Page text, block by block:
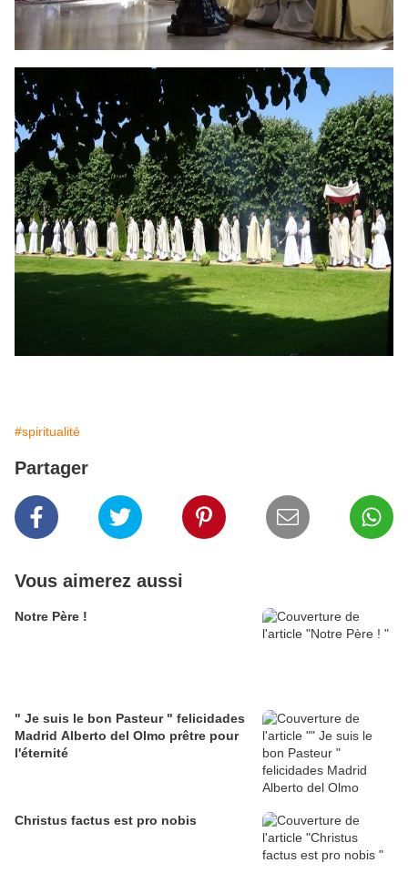
#spiritualité
Partager
Vous aimerez aussi
Notre Père !
" Je suis le bon Pasteur " felicidades
Madrid Alberto del Olmo prêtre pour
l'éternité
Christus factus est pro nobis